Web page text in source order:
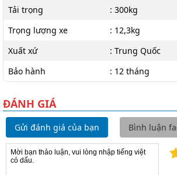
Tải trọng
: 300kg
Trọng lượng xe
: 12,3kg
Xuất xứ
: Trung Quốc
Bảo hành
: 12 tháng
ĐÁNH GIÁ
Gửi đánh giá của bạn Bình luận